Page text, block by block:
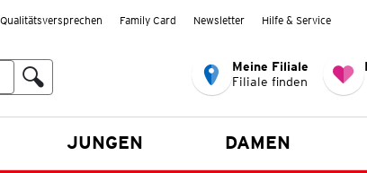
Qualitätsversprechen Family Card Newsletter Hilfe & Service
Meine Filiale
Filiale finden
JUNGEN DAMEN